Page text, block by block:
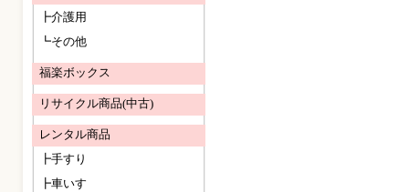
┣介護用
┗その他
福楽ボックス
リサイクル商品(中古)
レンタル商品
┣手すり
┣車いす